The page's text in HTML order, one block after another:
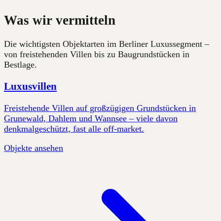
Was wir vermitteln
Die wichtigsten Objektarten im Berliner Luxussegment –
von freistehenden Villen bis zu Baugrundstücken in
Bestlage.
Luxusvillen
Freistehende Villen auf großzügigen Grundstücken in
Grunewald, Dahlem und Wannsee – viele davon
denkmalgeschützt, fast alle off-market.
Objekte ansehen